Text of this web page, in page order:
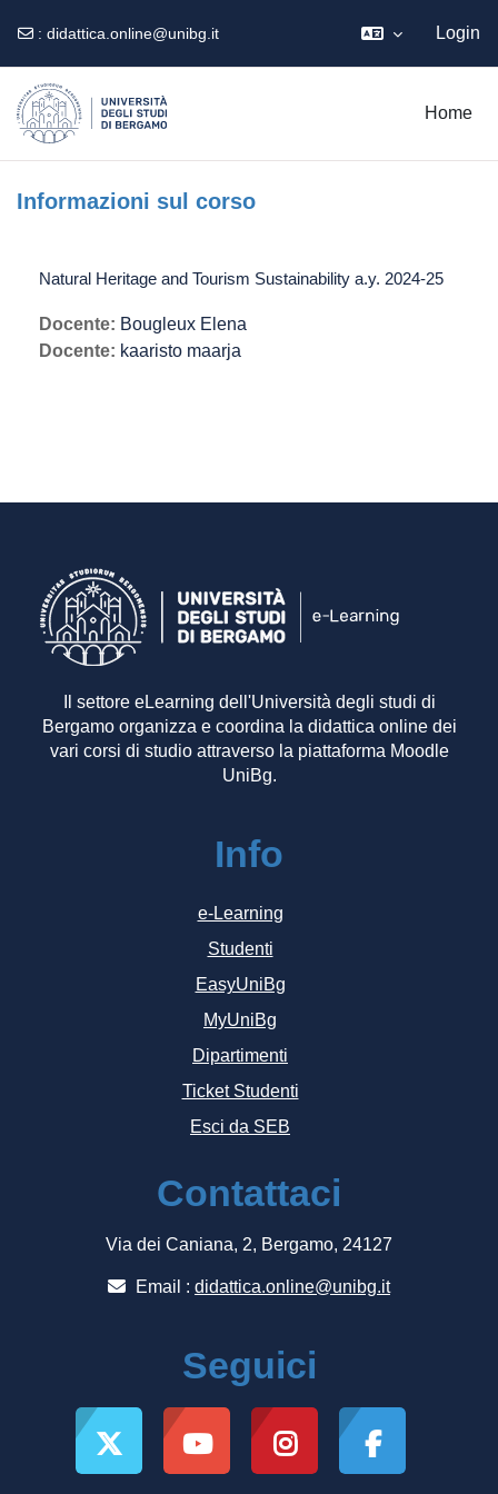
: didattica.online@unibg.it Login
Home
Informazioni sul corso
Natural Heritage and Tourism Sustainability a.y. 2024-25
Docente: Bougleux Elena
Docente: kaaristo maarja
Il settore eLearning dell'Università degli studi di
Bergamo organizza e coordina la didattica online dei
vari corsi di studio attraverso la piattaforma Moodle
UniBg.
Info
e-Learning
Studenti
EasyUniBg
MyUniBg
Dipartimenti
Ticket Studenti
Esci da SEB
Contattaci
Via dei Caniana, 2, Bergamo, 24127
Email : didattica.online@unibg.it
Seguici